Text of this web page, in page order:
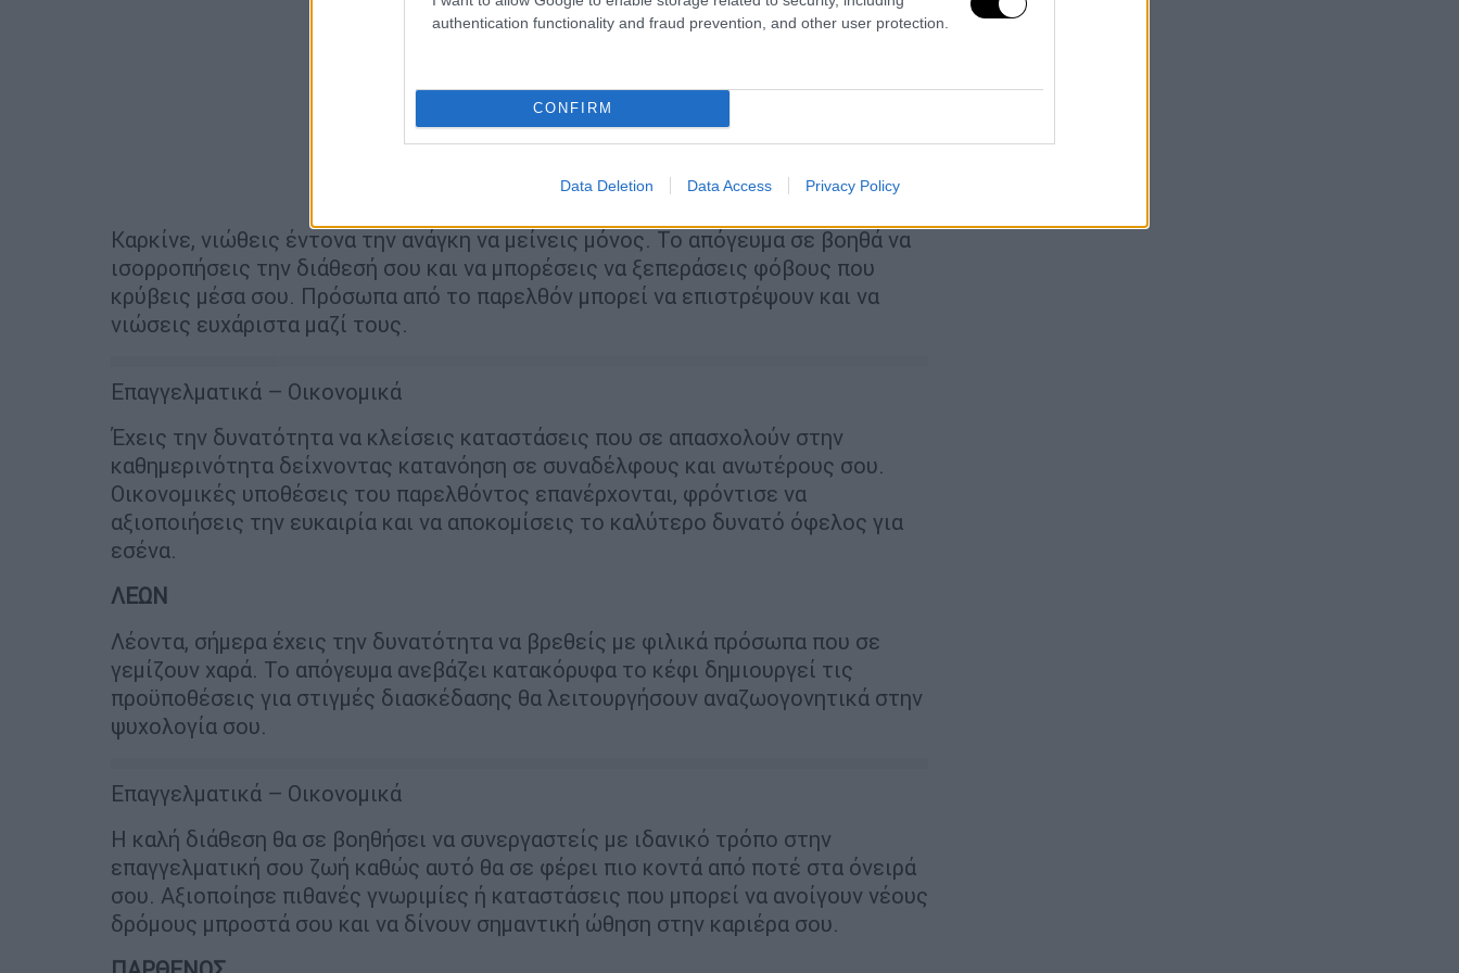
authentication functionality and fraud prevention, and other user protection.
CONFIRM
Data Deletion Data Access Privacy Policy
Καρκίνε, νιώθεις έντονα την ανάγκη να μείνεις μόνος. Το απόγευμα σε βοηθά να
ισορροπήσεις την διάθεσή σου και να μπορέσεις να ξεπεράσεις φόβους που
κρύβεις μέσα σου. Πρόσωπα από το παρελθόν μπορεί να επιστρέψουν και να
νιώσεις ευχάριστα μαζί τους.
Επαγγελματικά – Οικονομικά
Έχεις την δυνατότητα να κλείσεις καταστάσεις που σε απασχολούν στην
καθημερινότητα δείχνοντας κατανόηση σε συναδέλφους και ανωτέρους σου.
Οικονομικές υποθέσεις του παρελθόντος επανέρχονται, φρόντισε να
αξιοποιήσεις την ευκαιρία και να αποκομίσεις το καλύτερο δυνατό όφελος για
εσένα.
ΛΕΩΝ
Λέοντα, σήμερα έχεις την δυνατότητα να βρεθείς με φιλικά πρόσωπα που σε
γεμίζουν χαρά. Το απόγευμα ανεβάζει κατακόρυφα το κέφι δημιουργεί τις
προϋποθέσεις για στιγμές διασκέδασης θα λειτουργήσουν αναζωογονητικά στην
ψυχολογία σου.
Επαγγελματικά – Οικονομικά
Η καλή διάθεση θα σε βοηθήσει να συνεργαστείς με ιδανικό τρόπο στην
επαγγελματική σου ζωή καθώς αυτό θα σε φέρει πιο κοντά από ποτέ στα όνειρά
σου. Αξιοποίησε πιθανές γνωριμίες ή καταστάσεις που μπορεί να ανοίγουν νέους
δρόμους μπροστά σου και να δίνουν σημαντική ώθηση στην καριέρα σου.